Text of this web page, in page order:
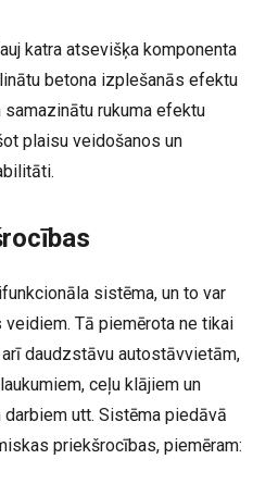
katra atsevišķa komponenta
betona izplešanās efektu
rukuma efektu
plaisu veidošanos un
sistēma, un to var
Tā piemērota ne tikai
daudzstāvu autostāvvietām,
ceļu klājiem un
utt. Sistēma piedāvā
priekšrocības, piemēram: